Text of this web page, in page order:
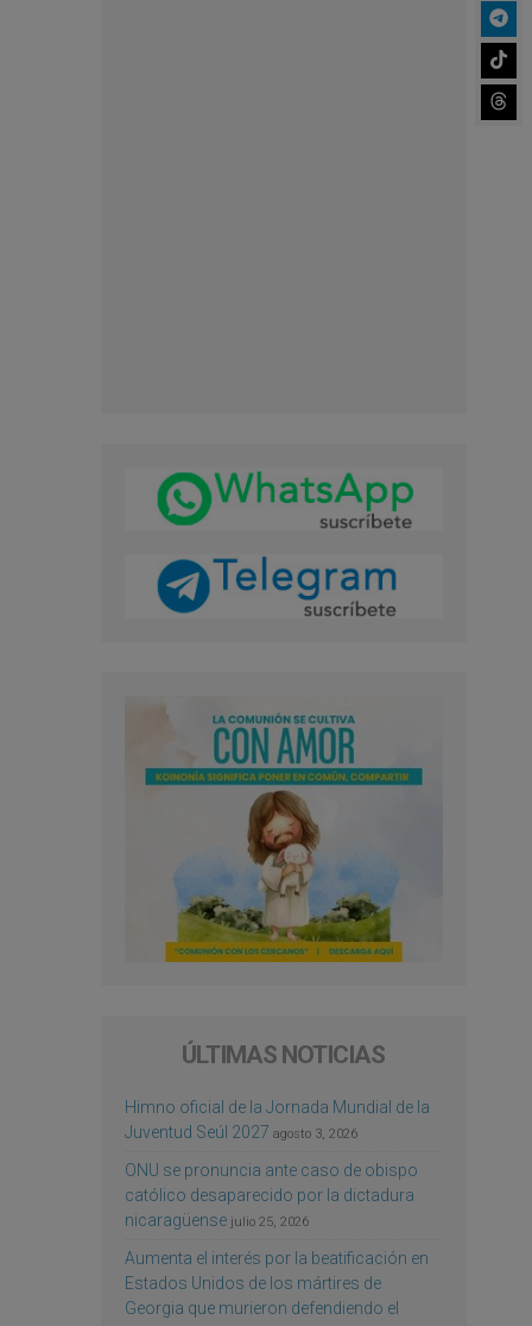
ÚLTIMAS NOTICIAS
Himno oficial de la Jornada Mundial de la
Juventud Seúl 2027 agosto 3, 2026
ONU se pronuncia ante caso de obispo
católico desaparecido por la dictadura
nicaragüense julio 25, 2026
Aumenta el interés por la beatificación en
Estados Unidos de los mártires de
Georgia que murieron defendiendo el